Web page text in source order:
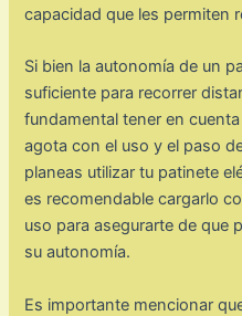
capacidad que les permiten
Si bien la autonomía de un
suficiente para recorrer
fundamental tener en
agota con el uso y el paso
planeas utilizar tu patinete
es recomendable cargarlo
uso para asegurarte de que
su autonomía.
Es importante mencionar